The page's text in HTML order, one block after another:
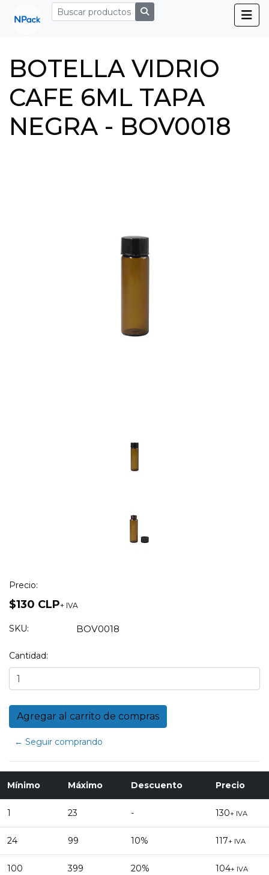
BOTELLA VIDRIO
CAFE 6ML TAPA
NEGRA - BOV0018
Precio:
$130 CLP+ IVA
SKU: BOV0018
Cantidad:
← Seguir comprando
Mínimo Máximo Descuento Precio
1 23 - 130+ IVA
24 99 10% 117+ IVA
100 399 20% 104+ IVA